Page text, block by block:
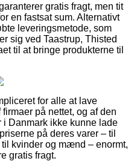
gratis fragt, men tit
en fastsat sum. Alternativt
leveringsmetode, som
sig ved Taastrup, Thisted
til at bringe produkterne til
for alle at lave
på nettet, og af den
i Danmark ikke kunne lade
på deres varer – til
kvinder og mænd – enormt,
gratis fragt.